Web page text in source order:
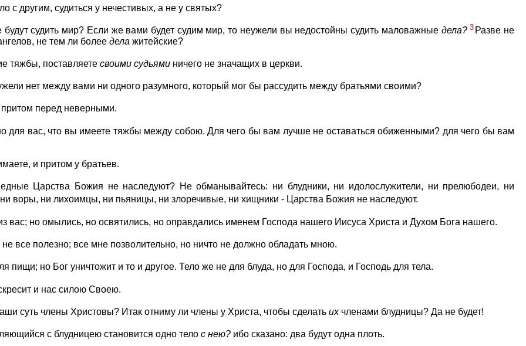
с другим, судиться у нечестивых, а не у святых?
будут судить мир? Если же вами будет судим мир, то неужели вы недостойны судить маловажные дела? 3 Разве не
не тем ли более дела житейские?
тяжбы, поставляете своими судьями ничего не значащих в церкви.
нет между вами ни одного разумного, который мог бы рассудить между братьями своими?
притом перед неверными.
для вас, что вы имеете тяжбы между собою. Для чего бы вам лучше не оставаться обиженными? для чего бы вам
и притом у братьев.
Царства Божия не наследуют? Не обманывайтесь: ни блудники, ни идолослужители, ни прелюбодеи, ни
ни воры, ни лихоимцы, ни пьяницы, ни злоречивые, ни хищники - Царства Божия не наследуют.
вас; но омылись, но освятились, но оправдались именем Господа нашего Иисуса Христа и Духом Бога нашего.
все полезно; все мне позволительно, но ничто не должно обладать мною.
пищи; но Бог уничтожит и то и другое. Тело же не для блуда, но для Господа, и Господь для тела.
и нас силою Своею.
суть члены Христовы? Итак отниму ли члены у Христа, чтобы сделать ихчленами блудницы? Да не будет!
с блудницею становится одно тело с нею? ибо сказано: два будут одна плоть.